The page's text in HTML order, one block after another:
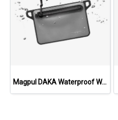
Magpul DAKA Waterproof Window Pouch, Medium